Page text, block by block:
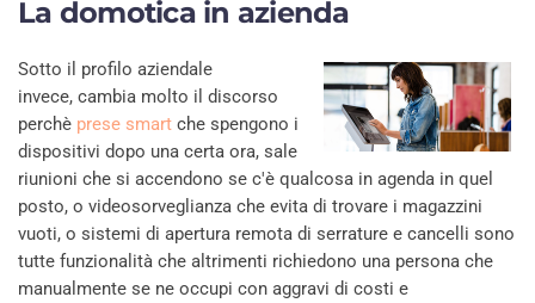
La domotica in azienda
Sotto il profilo aziendale
invece, cambia molto il discorso
perchè prese smart che spengono i
dispositivi dopo una certa ora, sale
riunioni che si accendono se c'è qualcosa in agenda in quel
posto, o videosorveglianza che evita di trovare i magazzini
vuoti, o sistemi di apertura remota di serrature e cancelli sono
tutte funzionalità che altrimenti richiedono una persona che
manualmente se ne occupi con aggravi di costi e